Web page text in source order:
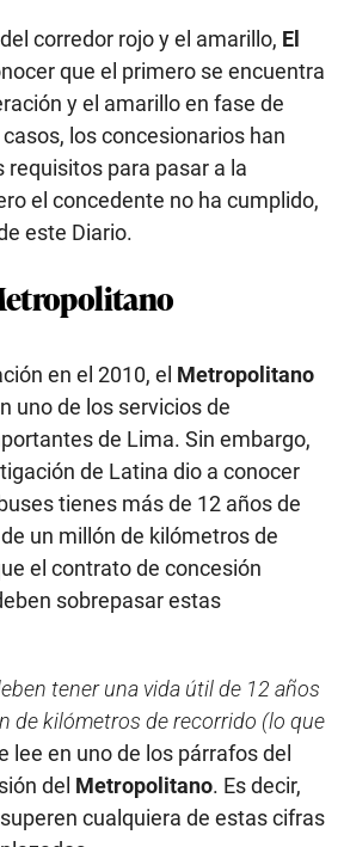
corredor rojo y el amarillo, El
que el primero se encuentra
y el amarillo en fase de
los concesionarios han
para pasar a la
el concedente no ha cumplido,
este Diario.
en el 2010, el Metropolitano
uno de los servicios de
de Lima. Sin embargo,
de Latina dio a conocer
tienes más de 12 años de
un millón de kilómetros de
el contrato de concesión
sobrepasar estas
tener una vida útil de 12 años
de kilómetros de recorrido (lo que
lee en uno de los párrafos del
del Metropolitano. Es decir,
cualquiera de estas cifras